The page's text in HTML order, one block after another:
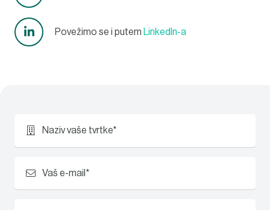
Povežimo se i putem LinkedIn-a
Naziv vaše tvrtke*
Vaš e-mail*